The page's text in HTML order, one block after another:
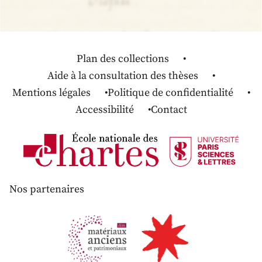
Plan des collections
Aide à la consultation des thèses
Mentions légales
Politique de confidentialité
Accessibilité
Contact
Nos partenaires